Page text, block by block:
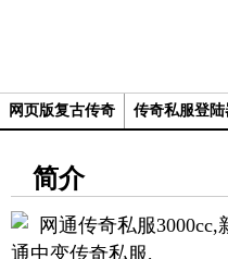
网页版复古传奇 传奇私服登
简介